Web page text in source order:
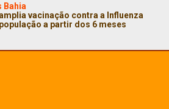
Bahia
vacinação contra a Influenza
a partir dos 6 meses